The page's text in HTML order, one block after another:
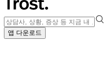
앱 다운로드